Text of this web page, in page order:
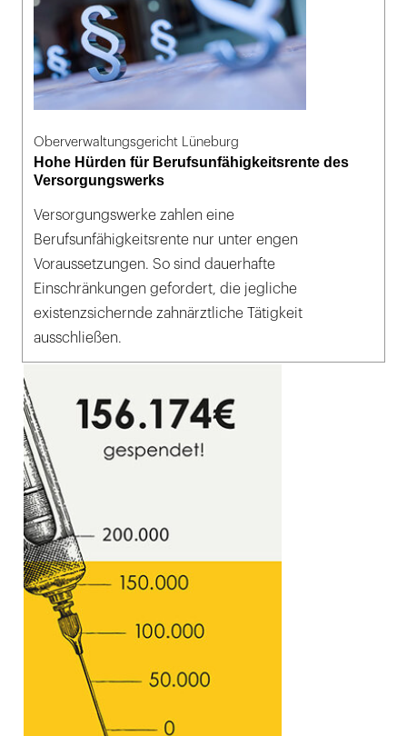
Oberverwaltungsgericht Lüneburg
Hohe Hürden für Berufsunfähigkeitsrente des
Versorgungswerks
Versorgungswerke zahlen eine
Berufsunfähigkeitsrente nur unter engen
Voraussetzungen. So sind dauerhafte
Einschränkungen gefordert, die jegliche
existenzsichernde zahnärztliche Tätigkeit
ausschließen.